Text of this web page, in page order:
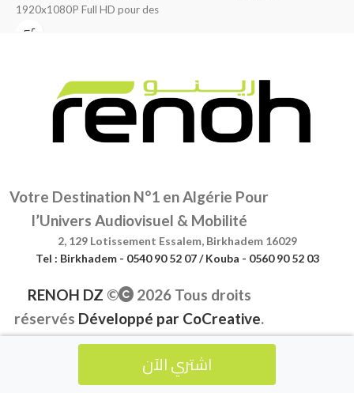
1920x1080P Full HD pour des
vidéos nettes
Votre Destination N°1 en Algérie Pour
l’Univers Audiovisuel & Mobilité
2, 129 Lotissement Essalem, Birkhadem 16029
Tel : Birkhadem - 0540 90 52 07 / Kouba - 0560 90 52 03
RENOH DZ ©
2026 Tous droits
réservés Développé par CoCreative.
compteMenu
اشتري الآن